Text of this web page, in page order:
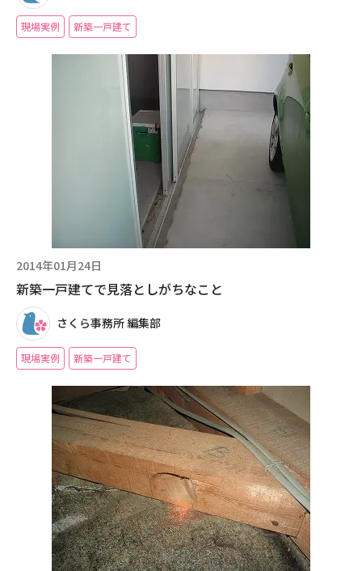
現場実例 新築一戸建て
2014年01月24日
新築一戸建てで見落としがちなこと
さくら事務所 編集部
現場実例 新築一戸建て